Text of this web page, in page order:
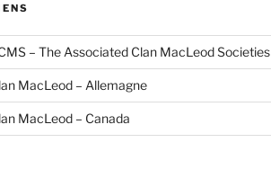
– The Associated Clan MacLeod Societies
MacLeod – Allemagne
MacLeod – Canada